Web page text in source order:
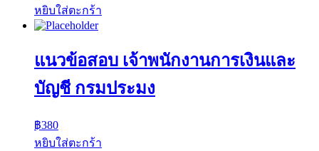
หยิบใส่ตะกร้า
แนวข้อสอบ เจ้าพนักงานการเงินและ
บัญชี กรมประมง
฿380
หยิบใส่ตะกร้า